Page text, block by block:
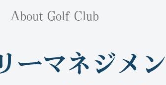
About Golf Club
ーマネジメ